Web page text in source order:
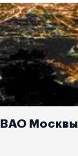
ВАО Москвы